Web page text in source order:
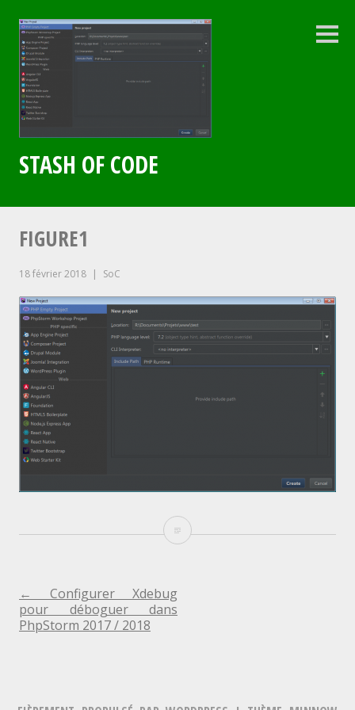
contenu
principal
STASH OF CODE
FIGURE1
18 février 2018 SoC
figure1
NAVIGATION
DE
←
Configurer Xdebug
pour déboguer dans
PhpStorm 2017 / 2018